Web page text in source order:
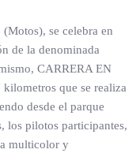
se celebra en
de la denominada
CARRERA EN
que se realiza
desde el parque
los pilotos participantes,
multicolor y